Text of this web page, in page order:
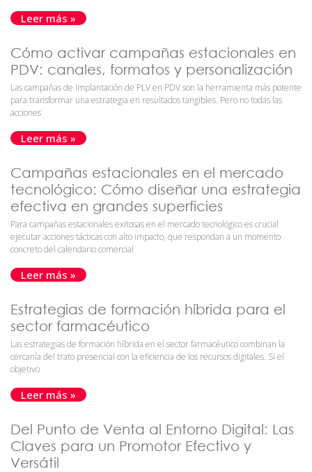
Leer más »
Cómo activar campañas estacionales en
PDV: canales, formatos y personalización
Las campañas de implantación de PLV en PDV son la herramienta más potente
para transformar una estrategia en resultados tangibles. Pero no todas las
acciones
Leer más »
Campañas estacionales en el mercado
tecnológico: Cómo diseñar una estrategia
efectiva en grandes superficies
Para campañas estacionales exitosas en el mercado tecnológico es crucial
ejecutar acciones tácticas con alto impacto, que respondan a un momento
concreto del calendario comercial
Leer más »
Estrategias de formación híbrida para el
sector farmacéutico
Las estrategias de formación híbrida en el sector farmacéutico combinan la
cercanía del trato presencial con la eficiencia de los recursos digitales. Si el
objetivo
Leer más »
Del Punto de Venta al Entorno Digital: Las
Claves para un Promotor Efectivo y
Versátil